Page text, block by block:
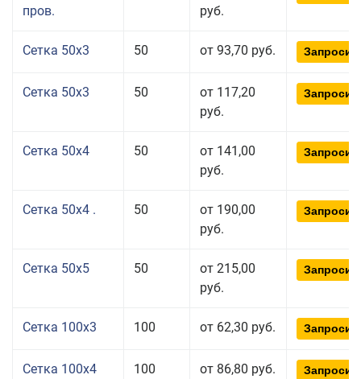
пров.
руб.
Сетка 50x3 50 от 93,70 руб.
Сетка 50x3 50
от 117,20
руб.
Сетка 50x4 50
от 141,00
руб.
Сетка 50x4 . 50
от 190,00
руб.
Сетка 50x5 50
от 215,00
руб.
Сетка 100x3 100 от 62,30 руб.
Сетка 100x4 100 от 86,80 руб.